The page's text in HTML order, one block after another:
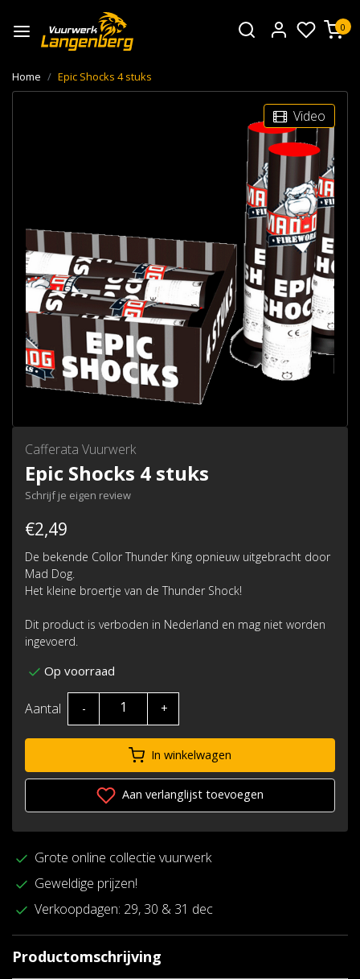
0
Home Epic Shocks 4 stuks
Video
Cafferata Vuurwerk
Epic Shocks 4 stuks
Schrijf je eigen review
€2,49
De bekende Collor Thunder King opnieuw uitgebracht door
Mad Dog.
Het kleine broertje van de Thunder Shock!
Dit product is verboden in Nederland en mag niet worden
ingevoerd.
Op voorraad
Aantal - +
In winkelwagen
Aan verlanglijst toevoegen
Grote online collectie vuurwerk
Geweldige prijzen!
Verkoopdagen: 29, 30 & 31 dec
Productomschrijving